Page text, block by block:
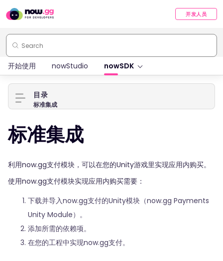
开发人员
开始使用 nowStudio nowSDK
标准集成
利用now.gg支付模块，可以在您的Unity游戏里实现应用内购买。
使用now.gg支付模块实现应用内购买需要：
下载并导入now.gg支付的Unity模块（now.gg Payments
Unity Module）。
添加所需的依赖项。
在您的工程中实现now.gg支付。
目录
标准集成